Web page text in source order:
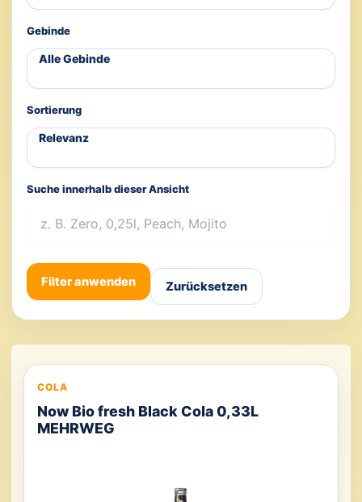
Gebinde
Sortierung
Suche innerhalb dieser Ansicht
Filter anwenden Zurücksetzen
COLA
Now Bio fresh Black Cola 0,33L
MEHRWEG